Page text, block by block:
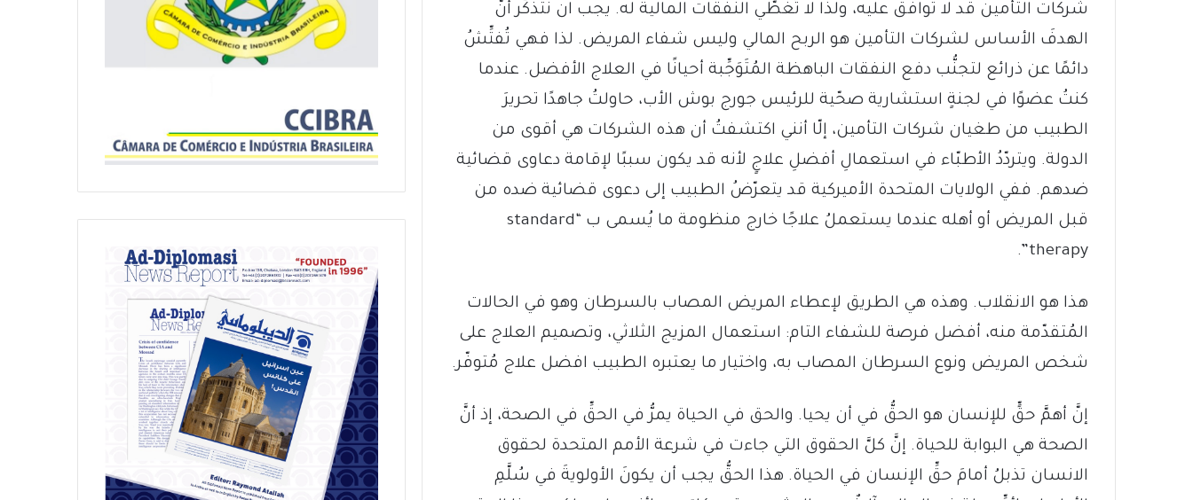
شركات التأمين قد لا توافق عليه، ولذا لا تُغطّي النفقات المالية له. يجب ان نتذكّر أنَّ
الهدفَ الأساس لشركات التأمين هو الربح المالي وليس شفاء المريض. لذا فهي تُفتِّشُ
دائمًا عن ذرائع لتجنُّب دفع النفقات الباهظة المُتَوَجِّبة أحيانًا في العلاج الأفضل. عندما
كنتُ عضوًا في لجنةٍ استشارية صحّية للرئيس جورج بوش الأب، حاولتُ جاهدًا تحريرَ
الطبيب من طغيان شركات التأمين، إلّا أنني اكتشفتُ أن هذه الشركات هي أقوى من
الدولة. ويتردّدُ الأطبّاء في استعمالِ أفضلِ علاجٍ لأنه قد يكون سببًا لإقامة دعاوى قضائية
ضدهم. ففي الولايات المتحدة الأميركية قد يتعرّضُ الطبيب إلى دعوى قضائية ضده من
قبل المريض أو أهله عندما يستعملُ علاجًا خارج منظومة ما يُسمى ب “standard
therapy”.
‏هذا هو الانقلاب. وهذه هي الطريق لإعطاء المريض المصاب بالسرطان وهو في الحالات
المُتقدّمة منه، أفضل فرصة للشفاء التام: استعمال المزيج الثلاثي، وتصميم العلاج على
شخص المريض ونوع السرطان المصاب به، واختيار ما يعتبره الطبيب افضل علاج مُتوفّر.
‏إنَّ أهمَّ حقٍّ للإنسان هو الحقُّ في أن يحيا. والحق في الحياة يمرُّ في الحقِّ في الصحة، إذ أنَّ
الصحة هي البوابة للحياة. إنَّ كلَّ الحقوق التي جاءت في شرعة الأمم المتحدة لحقوق
الانسان تذبلُ أمامَ حقِّ الإنسان في الحياة. هذا الحقُّ يجب أن يكونَ الأولويةَ في سُلَّمِ